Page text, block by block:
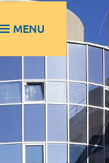
MENU